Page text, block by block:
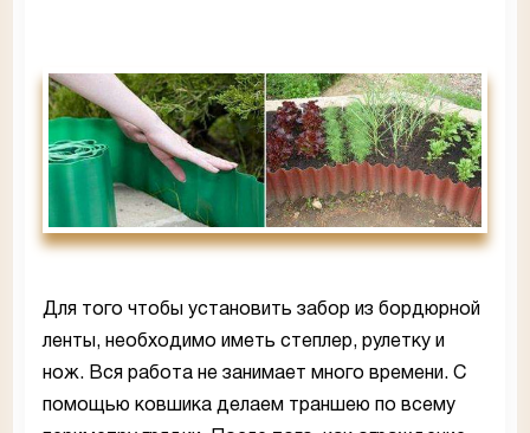
Для того чтобы установить забор из бордюрной
ленты, необходимо иметь степлер, рулетку и
нож. Вся работа не занимает много времени. С
помощью ковшика делаем траншею по всему